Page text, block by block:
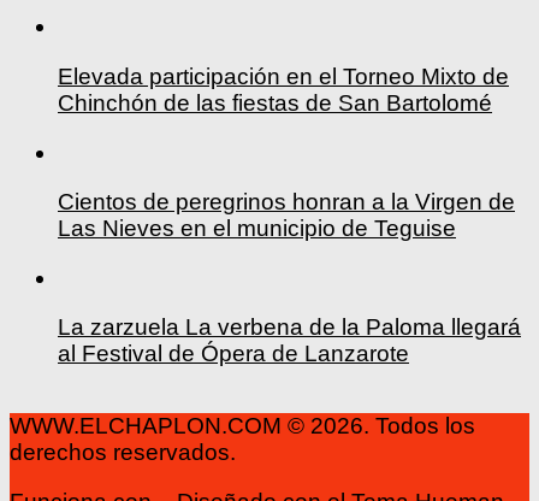
Elevada participación en el Torneo Mixto de
Chinchón de las fiestas de San Bartolomé
Cientos de peregrinos honran a la Virgen de
Las Nieves en el municipio de Teguise
La zarzuela La verbena de la Paloma llegará
al Festival de Ópera de Lanzarote
WWW.ELCHAPLON.COM © 2026. Todos los
derechos reservados.